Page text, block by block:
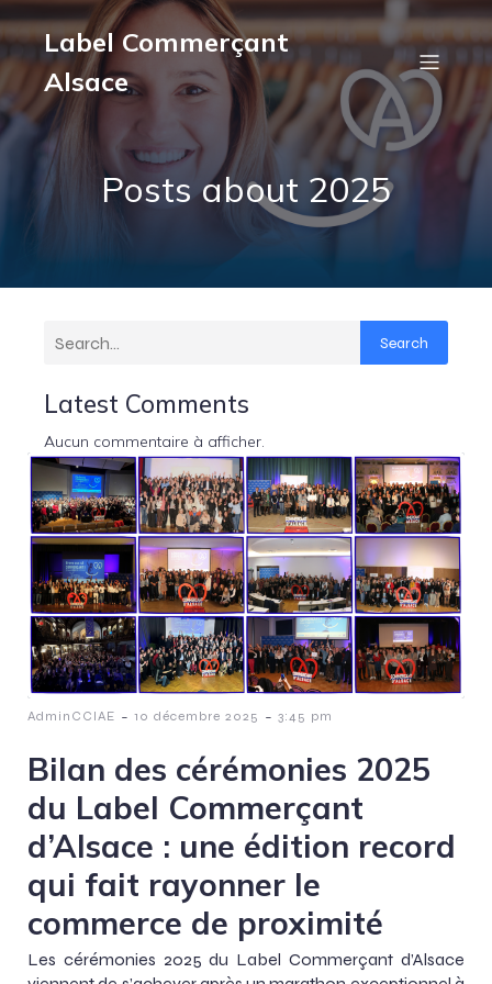
Label Commerçant
Alsace
Posts about 2025
Search
Latest Comments
Aucun commentaire à afficher.
AdminCCIAE - 10 décembre 2025 - 3:45 pm
Bilan des cérémonies 2025
du Label Commerçant
d’Alsace : une édition record
qui fait rayonner le
commerce de proximité
Les cérémonies 2025 du Label Commerçant d’Alsace